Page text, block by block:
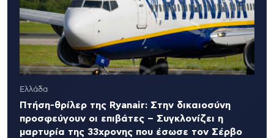
Ελλάδα
Πτήση-θρίλερ της Ryanair: Στην δικαιοσύνη
προσφεύγουν οι επιβάτες – Συγκλονίζει η
μαρτυρία της 33χρονης που έσωσε τον Σέρβο